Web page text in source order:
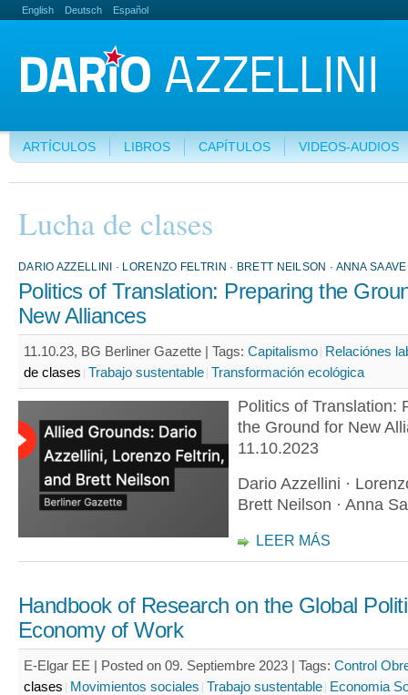
English Deutsch Español
ARTÍCULOS LIBROS CAPÍTULOS VIDEOS-AUDIOS
Lucha de clases
DARIO AZZELLINI · LORENZO FELTRIN · BRETT NEILSON · ANNA SAAVE
Politics of Translation: Preparing the
New Alliances
11.10.23, BG Berliner Gazette | Tags: Capitalismo Relaciónes
de clases Trabajo sustentable Transformación ecológica
Politics of Translation:
the Ground for New
11.10.2023
Dario Azzellini ·
Brett Neilson · Anna
LEER MÁS
Handbook of Research on the Global
Economy of Work
E-Elgar EE | Posted on 09. Septiembre 2023 | Tags: Control
clases Movimientos sociales Trabajo sustentable Economia